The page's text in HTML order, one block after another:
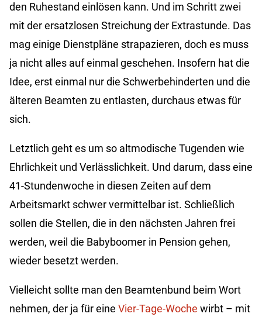
den Ruhestand einlösen kann. Und im Schritt zwei
mit der ersatzlosen Streichung der Extrastunde. Das
mag einige Dienstpläne strapazieren, doch es muss
ja nicht alles auf einmal geschehen. Insofern hat die
Idee, erst einmal nur die Schwerbehinderten und die
älteren Beamten zu entlasten, durchaus etwas für
sich.
Letztlich geht es um so altmodische Tugenden wie
Ehrlichkeit und Verlässlichkeit. Und darum, dass eine
41-Stundenwoche in diesen Zeiten auf dem
Arbeitsmarkt schwer vermittelbar ist. Schließlich
sollen die Stellen, die in den nächsten Jahren frei
werden, weil die Babyboomer in Pension gehen,
wieder besetzt werden.
Vielleicht sollte man den Beamtenbund beim Wort
nehmen, der ja für eine Vier-Tage-Woche wirbt – mit